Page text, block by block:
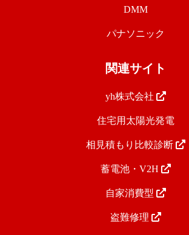
DMM
パナソニック
関連サイト
yh株式会社
住宅用太陽光発電
相見積もり比較診断
蓄電池・V2H
自家消費型
盗難修理